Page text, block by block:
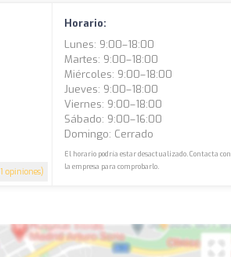
opiniones)
Horario:
Lunes: 9:00–18:00
Martes: 9:00–18:00
Miércoles: 9:00–18:00
Jueves: 9:00–18:00
Viernes: 9:00–18:00
Sábado: 9:00–16:00
Domingo: Cerrado
El horario podría estar desactualizado. Contacta con
la empresa para comprobarlo.